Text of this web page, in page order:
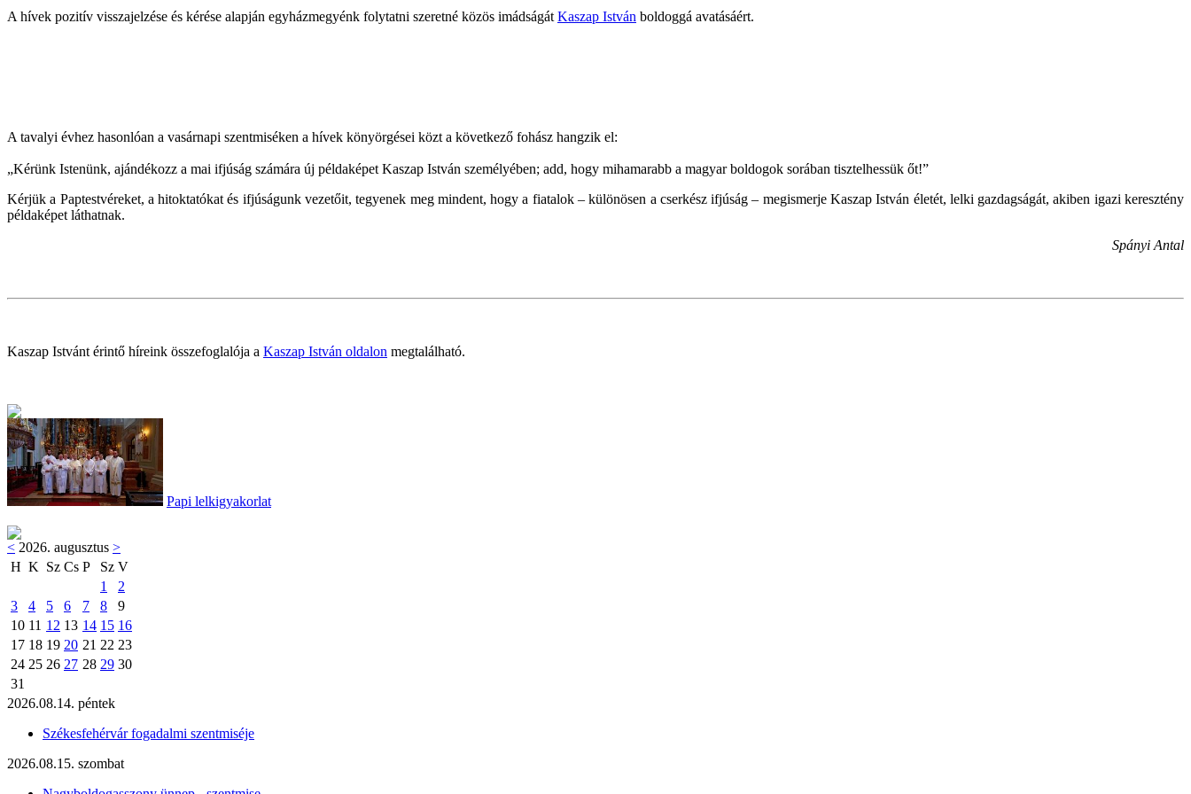
A hívek pozitív visszajelzése és kérése alapján egyházmegyénk folytatni szeretné közös imádságát Kaszap István boldoggá avatásáért.
A tavalyi évhez hasonlóan a vasárnapi szentmiséken a hívek könyörgései közt a következő fohász hangzik el:
„Kérünk Istenünk, ajándékozz a mai ifjúság számára új példaképet Kaszap István személyében; add, hogy mihamarabb a magyar boldogok sorában tisztelhessük őt!”
Kérjük a Paptestvéreket, a hitoktatókat és ifjúságunk vezetőit, tegyenek meg mindent, hogy a fiatalok – különösen a cserkész ifjúság – megismerje Kaszap István életét, lelki gazdagságát, akiben igazi keresztény
példaképet láthatnak.
Spányi Antal
Kaszap Istvánt érintő híreink összefoglalója a Kaszap István oldalon megtalálható.
Papi lelkigyakorlat
< 2026. augusztus >
H K Sz Cs P Sz V
1
2
3
4 5 6 7 8
9
10 11 12 13 14 15 16
17 18 19 20 21 22 23
24 25 26 27 28 29 30
31
2026.08.14. péntek
Székesfehérvár fogadalmi szentmiséje
2026.08.15. szombat